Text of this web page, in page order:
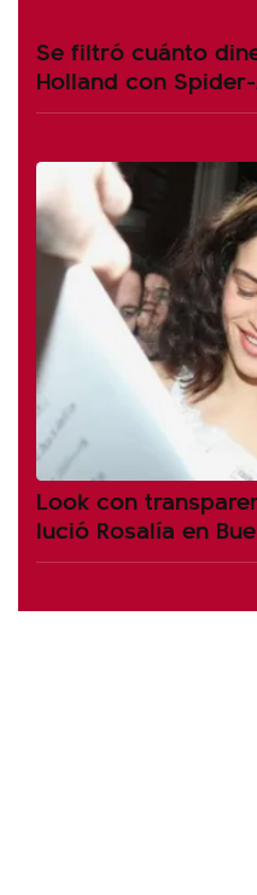
Se filtró cuánto
Holland con
Look con
lució Rosalía en